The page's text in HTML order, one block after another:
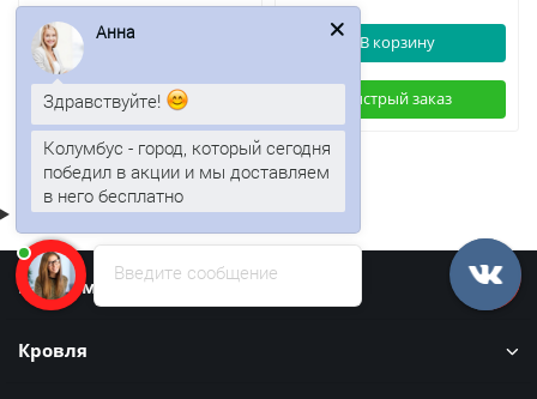
В корзину
Быстрый заказ
В корзину
Быстрый заказ
Информация
Кровля
Введите сообщение
Анна
Здравствуйте!
Колумбус - город, который сегодня
победил в акции и мы доставляем
в него бесплатно